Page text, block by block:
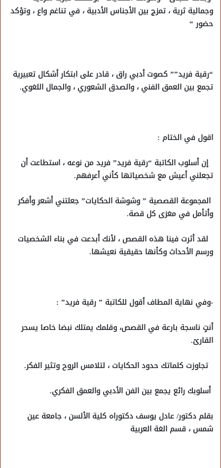
وجمالية ثرية ، تمزج بين الأجناس الأدبية ، في تناغم واع ، وتؤكد
حضور “
“رقية فريد”” كصوت أدبي راق ، قادر على ابتكار أشكال تعبيرية
تجمع بين العمق الفني ، والصدق الشعوري ، والجمال اللغوي.
اقول في الختام :
إن أسلوب الكاتبة “رقية فريد” فريد من نوعه ، استطاعت أن
تجعلني أعيش مع شخصياتها كأني أعرفهم.
المجموعة القصصية ” وشوشة الحكايات” جعلتني أشعر وأفكر
وأتأمل في مغزى كل قصة.
لقد أثرت فينا هذه القصص ، لأنك أبدعت في بناء الشخصيات
ورسم الأحداث وكأنها حقيقية نعيشها.
-وفي نهاية المطاف أقول للكاتبة ” رقية فريد” :
أنتٍ ناسجة بارعة في القصص، وقلمك يمتلك نبضا خاصا يسحر
القارئ.
تجاوزت كلماتك حدود الحكايات ، لتلامس الروح وتثير الفكر.
أسلوبك رائع يجمع بين الفن الأدبي والعمق الفكري.
بقلم دكتور/ عادل يوسف دكتوراه كلية الألسن ، جامعة عين
شمس ، قسم الغة العربية